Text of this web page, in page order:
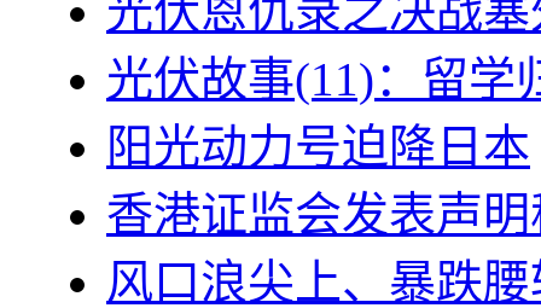
光伏恩仇录之决战
光伏故事(11)：留学
阳光动力号迫降日本
香港证监会发表声
风口浪尖上、暴跌